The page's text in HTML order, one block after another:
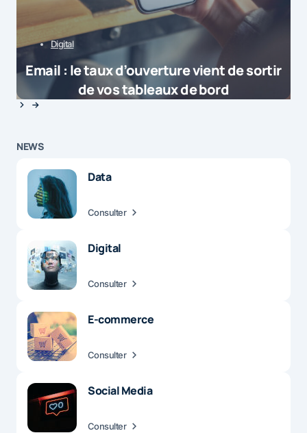
Digital
Email : le taux d’ouverture vient de sortir
de vos tableaux de bord
NEWS
Data
Consulter
Digital
Consulter
E-commerce
Consulter
Social Media
Consulter